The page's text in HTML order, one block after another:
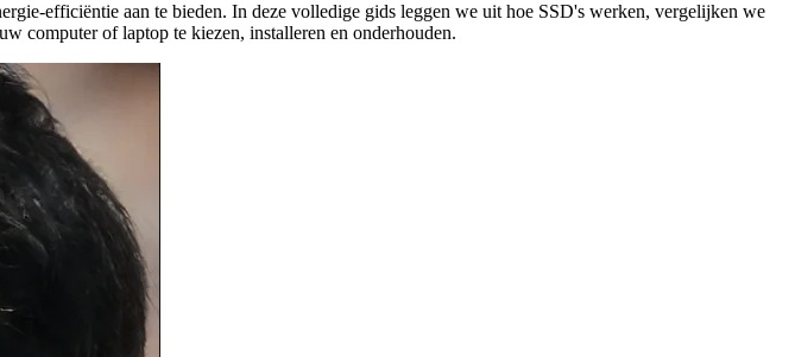
efficiëntie aan te bieden. In deze volledige gids leggen we uit hoe SSD's werken, vergelijken we
computer of laptop te kiezen, installeren en onderhouden.